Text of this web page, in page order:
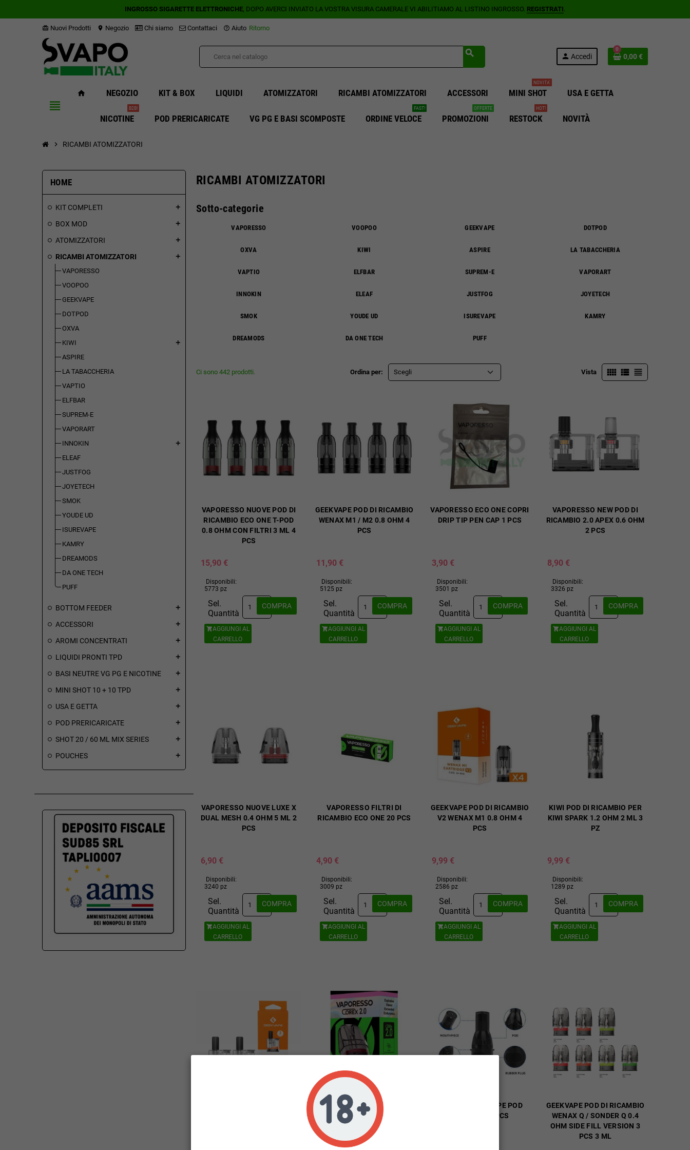
INGROSSO SIGARETTE ELETTRONICHE, DOPO AVERCI INVIATO LA VOSTRA VISURA CAMERALE VI ABILITIAMO AL LISTINO INGROSSO. REGISTRATI.
card_giftcard Nuovi Prodotti location_on Negozio Chi siamo Contattaci help_outline Aiuto Ritorno
search person Accedi
0
0,00 €
view_headline
home NEGOZIO KIT & BOX LIQUIDI ATOMIZZATORI RICAMBI ATOMIZZATORI ACCESSORI MINI SHOT
NOVITA'
USA E GETTA
NICOTINE
B2B!
POD PRERICARICATE VG PG E BASI SCOMPOSTE ORDINE VELOCE
FAST!
PROMOZIONI
OFFERTE
RESTOCK
HOT!
NOVITÀ
chevron_right RICAMBI ATOMIZZATORI
HOME
KIT COMPLETI add
BOX MOD add
ATOMIZZATORI add
RICAMBI ATOMIZZATORI add
VAPORESSO
VOOPOO
GEEKVAPE
DOTPOD
OXVA
KIWI
add
ASPIRE
LA TABACCHERIA
VAPTIO
ELFBAR
SUPREM-E
VAPORART
INNOKIN
add
ELEAF
JUSTFOG
JOYETECH
SMOK
YOUDE UD
ISUREVAPE
KAMRY
DREAMODS
DA ONE TECH
PUFF
BOTTOM FEEDER add
ACCESSORI add
AROMI CONCENTRATI add
LIQUIDI PRONTI TPD add
BASI NEUTRE VG PG E NICOTINE add
MINI SHOT 10 + 10 TPD add
USA E GETTA add
POD PRERICARICATE add
SHOT 20 / 60 ML MIX SERIES add
POUCHES add
RICAMBI ATOMIZZATORI
Sotto-categorie
VAPORESSO VOOPOO GEEKVAPE DOTPOD
OXVA KIWI ASPIRE LA TABACCHERIA
VAPTIO ELFBAR SUPREM-E VAPORART
INNOKIN ELEAF JUSTFOG JOYETECH
SMOK YOUDE UD ISUREVAPE KAMRY
DREAMODS DA ONE TECH PUFF
Ordina per: Scegli Vista view_comfy view_list view_headline
Ci sono 442 prodotti.
VAPORESSO NUOVE POD DI
RICAMBIO ECO ONE T-POD
0.8 OHM CON FILTRI 3 ML 4
PCS
15,90 €
Disponibili:
5773 pz
Sel.
Quantità
AGGIUNGI AL
CARRELLO
COMPRA
GEEKVAPE POD DI RICAMBIO
WENAX M1 / M2 0.8 OHM 4
PCS
11,90 €
Disponibili:
5125 pz
Sel.
Quantità
AGGIUNGI AL
CARRELLO
COMPRA
VAPORESSO ECO ONE COPRI
DRIP TIP PEN CAP 1 PCS
3,90 €
Disponibili:
3501 pz
Sel.
Quantità
AGGIUNGI AL
CARRELLO
COMPRA
VAPORESSO NEW POD DI
RICAMBIO 2.0 APEX 0.6 OHM
2 PCS
8,90 €
Disponibili:
3326 pz
Sel.
Quantità
AGGIUNGI AL
CARRELLO
COMPRA
VAPORESSO NUOVE LUXE X
DUAL MESH 0.4 OHM 5 ML 2
PCS
6,90 €
Disponibili:
3240 pz
Sel.
Quantità
AGGIUNGI AL
CARRELLO
COMPRA
VAPORESSO FILTRI DI
RICAMBIO ECO ONE 20 PCS
4,90 €
Disponibili:
3009 pz
Sel.
Quantità
AGGIUNGI AL
CARRELLO
COMPRA
GEEKVAPE POD DI RICAMBIO
V2 WENAX M1 0.8 OHM 4
PCS
9,99 €
Disponibili:
2586 pz
Sel.
Quantità
AGGIUNGI AL
CARRELLO
COMPRA
KIWI POD DI RICAMBIO PER
KIWI SPARK 1.2 OHM 2 ML 3
PZ
9,99 €
Disponibili:
1289 pz
Sel.
Quantità
AGGIUNGI AL
CARRELLO
COMPRA
VAPORESSO POD MESH
COREX 2.0 DI RICAMBIO
LUXE X 0.3 OHM 5 ML 2 PCS
R-STICK ISUREVAPE POD
CERAMICA 3 PCS
GEEKVAPE POD DI RICAMBIO
WENAX Q / SONDER Q 0.4
OHM SIDE FILL VERSION 3
PCS 3 ML